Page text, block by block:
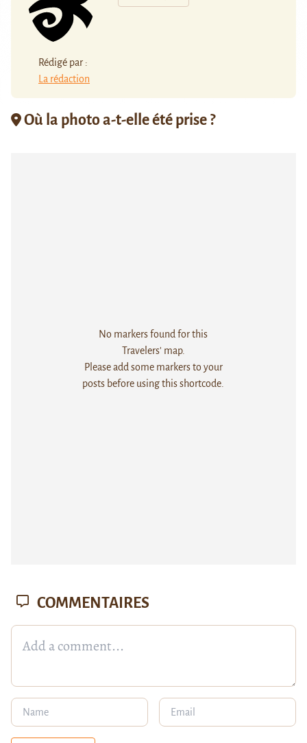
Rédigé par :
La rédaction
Où la photo a-t-elle été prise ?
No markers found for this
Travelers' map.
Please add some markers to your
posts before using this shortcode.
COMMENTAIRES